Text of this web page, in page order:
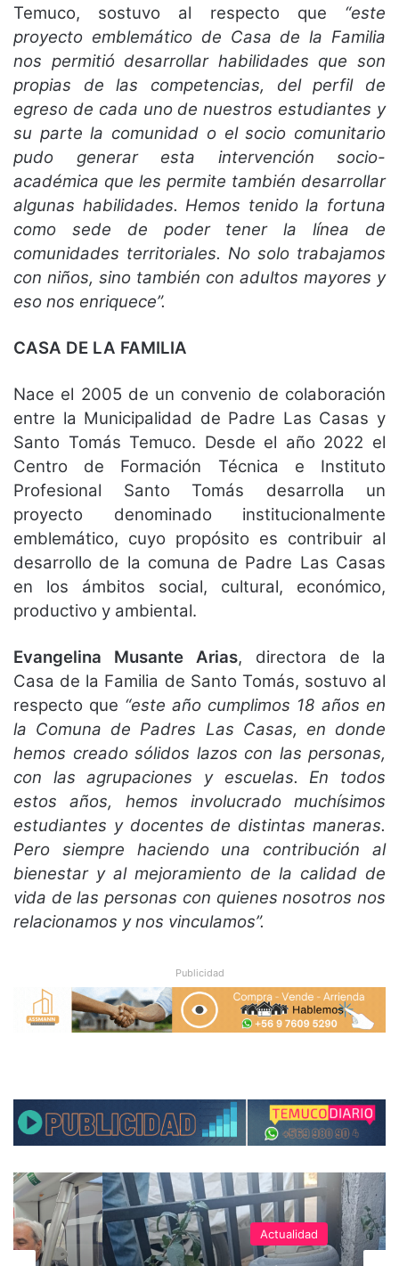
Temuco, sostuvo al respecto que “este
proyecto emblemático de Casa de la Familia
nos permitió desarrollar habilidades que son
propias de las competencias, del perfil de
egreso de cada uno de nuestros estudiantes y
su parte la comunidad o el socio comunitario
pudo generar esta intervención socio-
académica que les permite también desarrollar
algunas habilidades. Hemos tenido la fortuna
como sede de poder tener la línea de
comunidades territoriales. No solo trabajamos
con niños, sino también con adultos mayores y
eso nos enriquece”.
CASA DE LA FAMILIA
Nace el 2005 de un convenio de colaboración
entre la Municipalidad de Padre Las Casas y
Santo Tomás Temuco. Desde el año 2022 el
Centro de Formación Técnica e Instituto
Profesional Santo Tomás desarrolla un
proyecto denominado institucionalmente
emblemático, cuyo propósito es contribuir al
desarrollo de la comuna de Padre Las Casas
en los ámbitos social, cultural, económico,
productivo y ambiental.
Evangelina Musante Arias, directora de la
Casa de la Familia de Santo Tomás, sostuvo al
respecto que “este año cumplimos 18 años en
la Comuna de Padres Las Casas, en donde
hemos creado sólidos lazos con las personas,
con las agrupaciones y escuelas. En todos
estos años, hemos involucrado muchísimos
estudiantes y docentes de distintas maneras.
Pero siempre haciendo una contribución al
bienestar y al mejoramiento de la calidad de
vida de las personas con quienes nosotros nos
relacionamos y nos vinculamos”.
Publicidad
Actualidad